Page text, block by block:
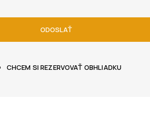
ODOSLAŤ
CHCEM SI REZERVOVAŤ OBHLIADKU